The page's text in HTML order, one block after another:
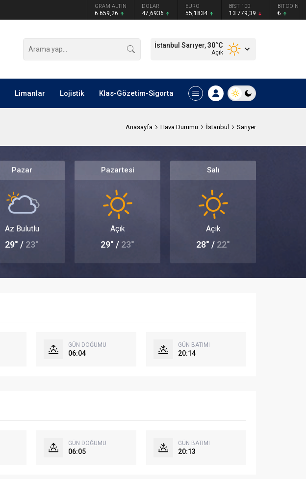
GRAM ALTIN
6.659,26
DOLAR
47,6936
EURO
55,1834
BIST 100
13.779,39
BITCOIN
₺
İstanbul Sarıyer,30°C
Açık
Limanlar Lojistik Klas-Gözetim-Sigorta
Anasayfa Hava Durumu İstanbul Sarıyer
Pazar
Az Bulutlu
29° / 23°
Pazartesi
Açık
29° / 23°
Salı
Açık
28° / 22°
GÜN DOĞUMU
06:04
GÜN BATIMI
20:14
GÜN DOĞUMU
06:05
GÜN BATIMI
20:13